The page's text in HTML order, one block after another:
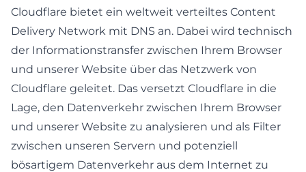
Cloudflare bietet ein weltweit verteiltes Content
Delivery Network mit DNS an. Dabei wird technisch
der Informationstransfer zwischen Ihrem Browser
und unserer Website über das Netzwerk von
Cloudflare geleitet. Das versetzt Cloudflare in die
Lage, den Datenverkehr zwischen Ihrem Browser
und unserer Website zu analysieren und als Filter
zwischen unseren Servern und potenziell
bösartigem Datenverkehr aus dem Internet zu